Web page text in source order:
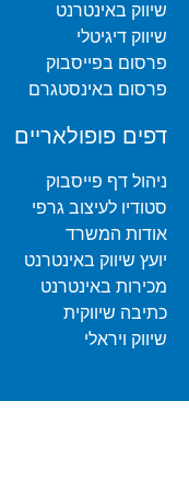
שיווק באינטרנט
שיווק דיגיטלי
פרסום בפייסבוק
פרסום באינסטגרם
דפים פופולאריים
ניהול דף פייסבוק
סטודיו לעיצוב גרפי
אודות המשרד
יועץ שיווק באינטרנט
מכירות באינטרנט
כתיבה שיווקית
שיווק ויראלי